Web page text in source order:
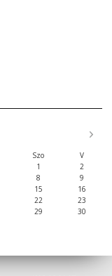
Szo
V
1
2
8
9
15
16
22
23
29
30